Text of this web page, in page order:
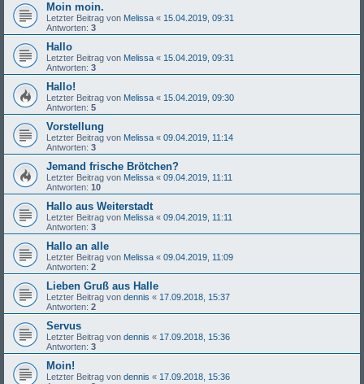
Moin moin.
Letzter Beitrag von Melissa « 15.04.2019, 09:31
Antworten: 3
Hallo
Letzter Beitrag von Melissa « 15.04.2019, 09:31
Antworten: 3
Hallo!
Letzter Beitrag von Melissa « 15.04.2019, 09:30
Antworten: 5
Vorstellung
Letzter Beitrag von Melissa « 09.04.2019, 11:14
Antworten: 3
Jemand frische Brötchen?
Letzter Beitrag von Melissa « 09.04.2019, 11:11
Antworten: 10
Hallo aus Weiterstadt
Letzter Beitrag von Melissa « 09.04.2019, 11:11
Antworten: 3
Hallo an alle
Letzter Beitrag von Melissa « 09.04.2019, 11:09
Antworten: 2
Lieben Gruß aus Halle
Letzter Beitrag von dennis « 17.09.2018, 15:37
Antworten: 2
Servus
Letzter Beitrag von dennis « 17.09.2018, 15:36
Antworten: 3
Moin!
Letzter Beitrag von dennis « 17.09.2018, 15:36